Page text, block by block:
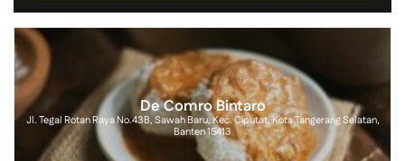
De Comro Bintaro
Jl. Tegal Rotan Raya No.43B, Sawah Baru, Kec. Ciputat, Kota Tangerang Selatan,
Banten 15413